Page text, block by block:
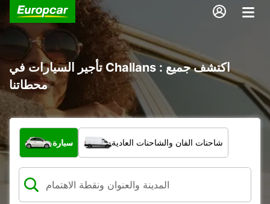
تأجير السيارات في Challans : اكتشف جميع
محطاتنا
ما نوع المركبة؟
سيارة شاحنات الفان والشاحنات العادية